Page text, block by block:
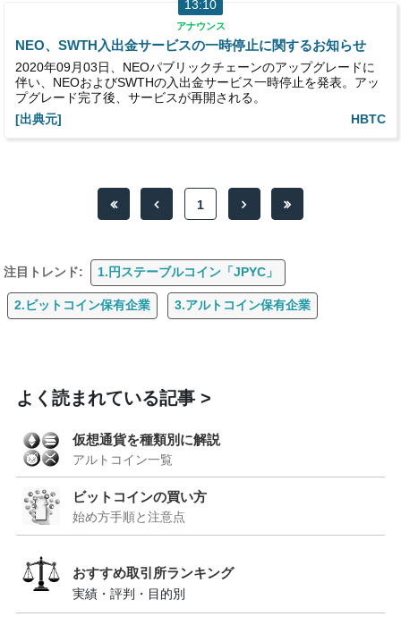
13:10
アナウンス
NEO、SWTH入出金サービスの一時停止に関するお知らせ
2020年09月03日、NEOパブリックチェーンのアップグレードに
伴い、NEOおよびSWTHの入出金サービス一時停止を発表。アッ
プグレード完了後、サービスが再開される。
[出典元]
HBTC
1
注目トレンド: 1.円ステーブルコイン「JPYC」
2.ビットコイン保有企業 3.アルトコイン保有企業
よく読まれている記事
仮想通貨を種類別に解説
アルトコイン一覧
ビットコインの買い方
始め方手順と注意点
おすすめ取引所ランキング
実績・評判・目的別